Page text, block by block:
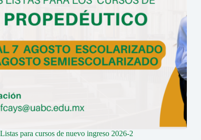
Listas para cursos de nuevo ingreso 2026-2